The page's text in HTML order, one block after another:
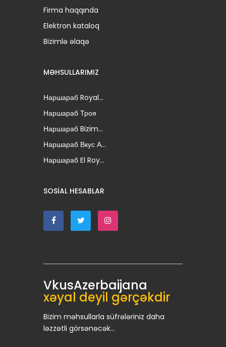
Firma haqqında
Elektron kataloq
Bizimlə əlaqə
MƏHSULLARIMIZ
Наршараб Royal...
Наршараб Троя
Наршараб Bizim...
Наршараб Вкус А...
Наршараб El Roy...
SOSIAL HESABLAR
VkusAzerbaijana
xəyal deyil gərçəkdir
Bizim məhsullarla süfrələriniz daha
ləzzətli görsənəcək...